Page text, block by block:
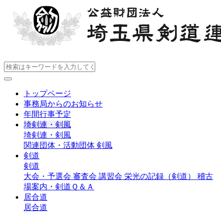
トップページ
事務局からのお知らせ
年間行事予定
埼剣連・剣風
埼剣連・剣風
関連団体・活動団体 剣風
剣道
剣道
大会・予選会 審査会 講習会 栄光の記録（剣道） 稽古
場案内・剣道Ｑ＆Ａ
居合道
居合道